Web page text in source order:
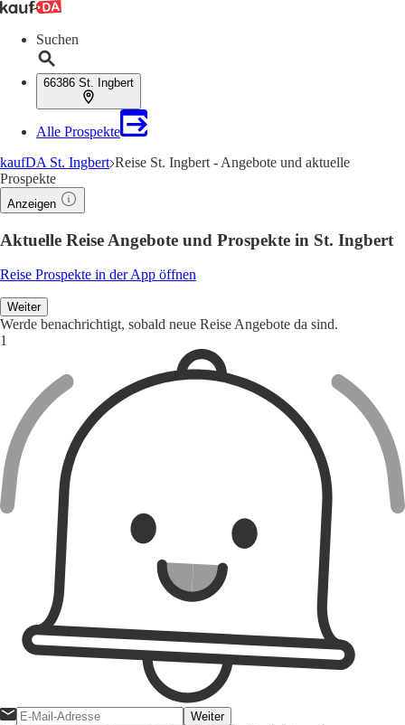
Suchen
66386 St. Ingbert
Alle Prospekte
kaufDA St. Ingbert Reise St. Ingbert - Angebote und aktuelle
Prospekte
Anzeigen
Aktuelle Reise Angebote und Prospekte in St. Ingbert
Reise Prospekte in der App öffnen
Weiter
Werde benachrichtigt, sobald neue Reise Angebote da sind.
Weiter